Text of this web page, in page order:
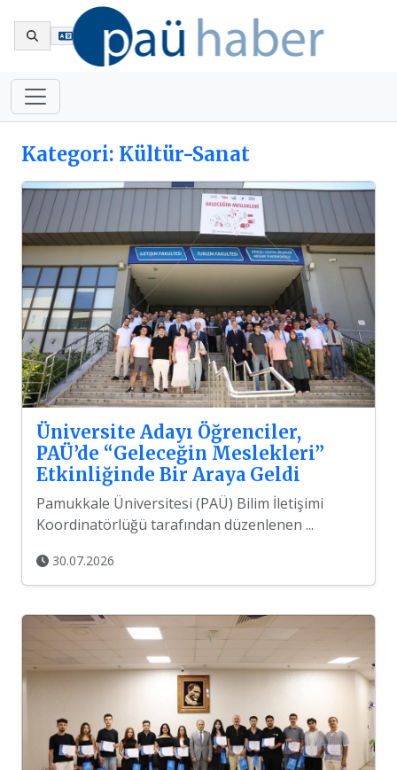
Kategori: Kültür-Sanat
Üniversite Adayı Öğrenciler,
PAÜ’de “Geleceğin Meslekleri”
Etkinliğinde Bir Araya Geldi
Pamukkale Üniversitesi (PAÜ) Bilim İletişimi
Koordinatörlüğü tarafından düzenlenen ...
30.07.2026